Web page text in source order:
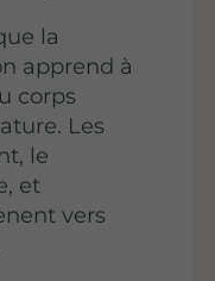
la
apprend à
corps
Les
le
et
vers